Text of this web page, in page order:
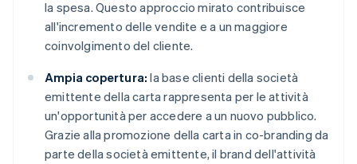
la spesa. Questo approccio mirato contribuisce
all'incremento delle vendite e a un maggiore
coinvolgimento del cliente.
Ampia copertura: la base clienti della società
emittente della carta rappresenta per le attività
un'opportunità per accedere a un nuovo pubblico.
Grazie alla promozione della carta in co-branding da
parte della società emittente, il brand dell'attività